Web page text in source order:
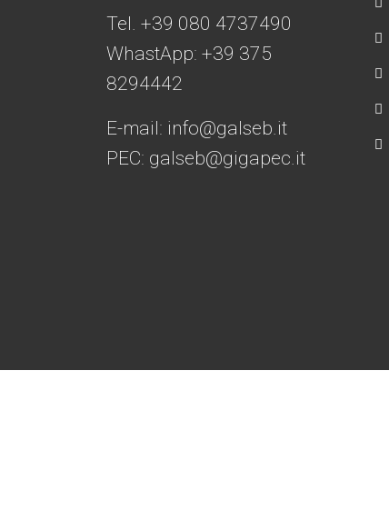
Tel. +39 080 4737490
WhastApp: +39 375
8294442
E-mail: info@galseb.it
PEC: galseb@gigapec.it